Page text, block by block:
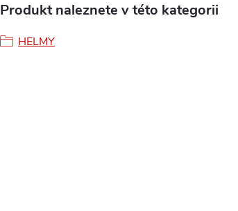
Produkt naleznete v této kategorii
HELMY